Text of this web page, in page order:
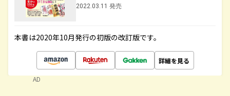
2022.03.11 発売
本書は2020年10月発行の初版の改訂版です。
詳細を見る
AD